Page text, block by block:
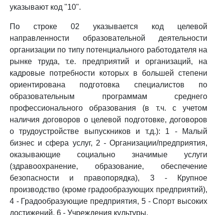
указывают код "10".
По строке 02 указывается код целевой
направленности образовательной деятельности
организации по типу потенциального работодателя на
рынке труда, т.е. предприятий и организаций, на
кадровые потребности которых в большей степени
ориентирована подготовка специалистов по
образовательным программам среднего
профессионального образования (в т.ч. с учетом
наличия договоров о целевой подготовке, договоров
о трудоустройстве выпускников и т.д.): 1 - Малый
бизнес и сфера услуг, 2 - Организации/предприятия,
оказывающие социально значимые услуги
(здравоохранение, образование, обеспечение
безопасности и правопорядка), 3 - Крупное
производство (кроме градообразующих предприятий),
4 - Градообразующие предприятия, 5 - Спорт высоких
достижений, 6 - Учреждения культуры.